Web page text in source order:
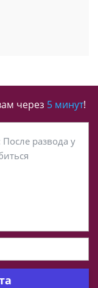
через 5 минут!